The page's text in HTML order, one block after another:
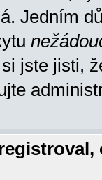
Jedním
jste jisti,